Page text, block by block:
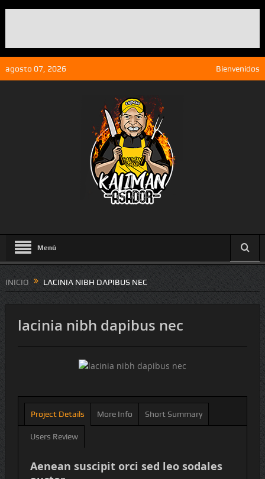
agosto 07, 2026 Bienvenidos
Menú
INICIO LACINIA NIBH DAPIBUS NEC
lacinia nibh dapibus nec
Project Details More Info Short Summary
Users Review
Aenean suscipit orci sed leo sodales